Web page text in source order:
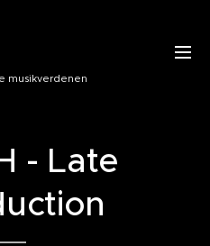
musikverdenen
- Late